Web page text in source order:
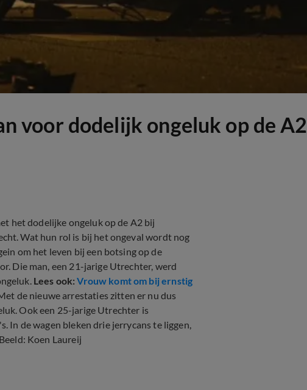
voor dodelijk ongeluk op de A2
het dodelijke ongeluk op de A2 bij
Wat hun rol is bij het ongeval wordt nog
om het leven bij een botsing op de
Die man, een 21-jarige Utrechter, werd
Lees ook:Vrouw komt om bij ernstig
de nieuwe arrestaties zitten er nu dus
Ook een 25-jarige Utrechter is
In de wagen bleken drie jerrycans te liggen,
Koen Laureij